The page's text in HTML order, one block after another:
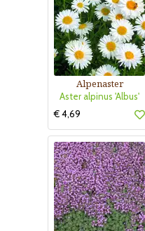
Alpenaster
Aster alpinus 'Albus'
€ 4,69